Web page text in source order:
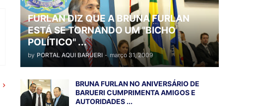
FURLAN DIZ QUE A BRUNA FURLAN
ESTÁ SE TORNANDO UM "BICHO
POLÍTICO" ...
by PORTAL AQUI BARUERI - março 31, 2009
BRUNA FURLAN NO ANIVERSÁRIO DE
BARUERI CUMPRIMENTA AMIGOS E
AUTORIDADES ...